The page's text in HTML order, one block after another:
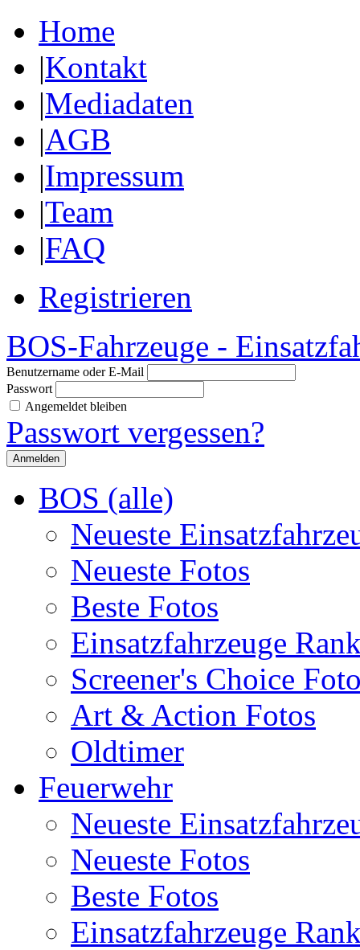
Home
|Kontakt
|Mediadaten
|AGB
|Impressum
|Team
|FAQ
Registrieren
BOS-Fahrzeuge -
Benutzername oder E-Mail
Passwort
Angemeldet bleiben
Passwort vergessen?
BOS (alle)
Neueste
Neueste Fotos
Beste Fotos
Einsatzfahrzeuge
Screener's Choice
Art & Action Fotos
Oldtimer
Feuerwehr
Neueste
Neueste Fotos
Beste Fotos
Einsatzfahrzeuge